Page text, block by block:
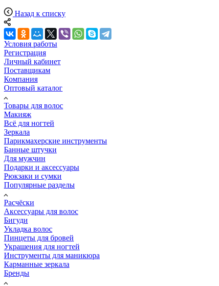
Назад к списку
Условия работы
Регистрация
Личный кабинет
Поставщикам
Компания
Оптовый каталог
Товары для волос
Макияж
Всё для ногтей
Зеркала
Парикмахерские инструменты
Банные штучки
Для мужчин
Подарки и аксессуары
Рюкзаки и сумки
Популярные разделы
Расчёски
Аксессуары для волос
Бигуди
Укладка волос
Пинцеты для бровей
Украшения для ногтей
Инструменты для маникюра
Карманные зеркала
Бренды